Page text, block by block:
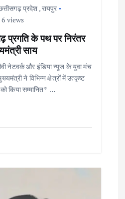
प्रदेश ,रायपुर
6 views
प्रगति के पथ पर निरंतर
साय
नेटवर्क और इंडिया न्यूज के युवा मंच
ने विभिन्न क्षेत्रों में उत्कृष्ट
को किया सम्मानित* …